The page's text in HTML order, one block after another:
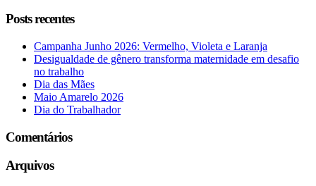
Posts recentes
Campanha Junho 2026: Vermelho, Violeta e Laranja
Desigualdade de gênero transforma maternidade em desafio
no trabalho
Dia das Mães
Maio Amarelo 2026
Dia do Trabalhador
Comentários
Arquivos